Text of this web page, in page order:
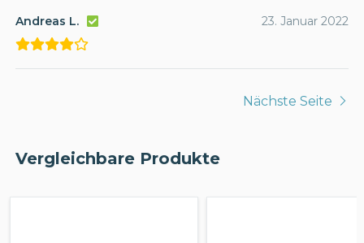
Andreas L. 23. Januar 2022
Nächste Seite
Vergleichbare Produkte